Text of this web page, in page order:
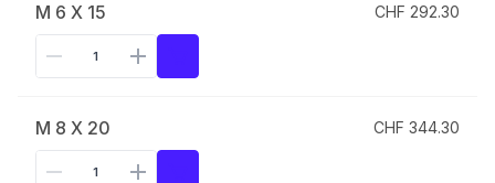
M 6 X 15 CHF 292.30
M 8 X 20 CHF 344.30